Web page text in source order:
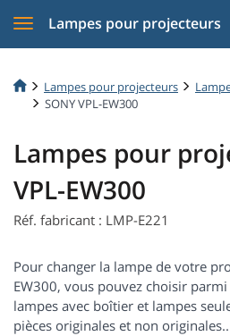
Lampes pour projecteurs
Lampes pour projecteurs
SONY VPL-EW300
Lampes pour
VPL-EW300
Réf. fabricant : LMP-E221
Pour changer la lampe de votre
EW300, vous pouvez choisir
lampes avec boîtier et lampes
pièces originales et non